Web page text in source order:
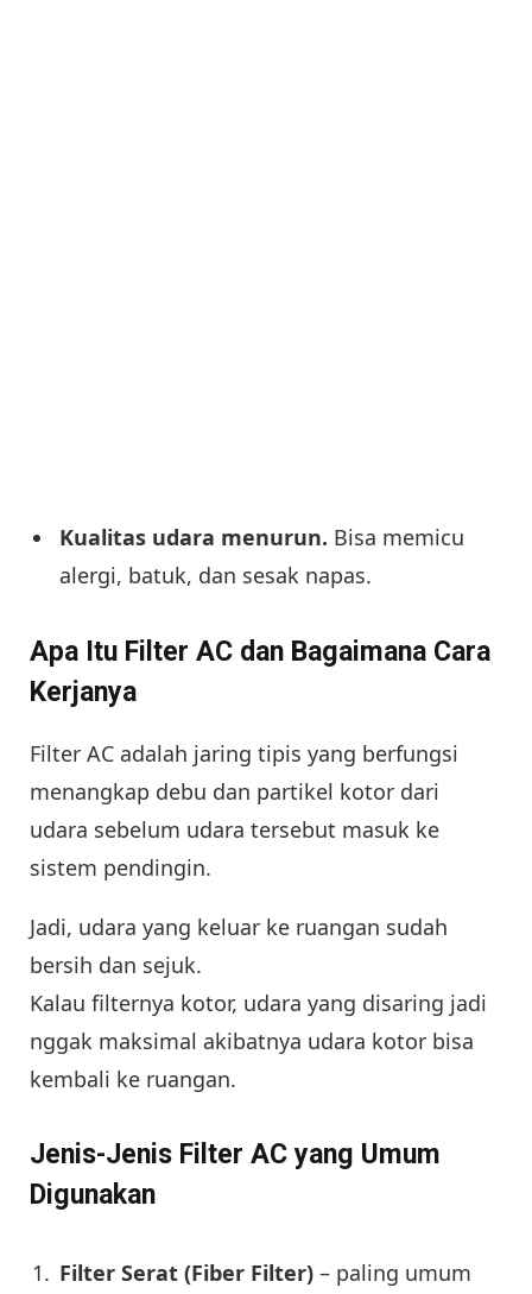
Kualitas udara menurun. Bisa memicu
alergi, batuk, dan sesak napas.
Apa Itu Filter AC dan Bagaimana Cara
Kerjanya
Filter AC adalah jaring tipis yang berfungsi
menangkap debu dan partikel kotor dari
udara sebelum udara tersebut masuk ke
sistem pendingin.
Jadi, udara yang keluar ke ruangan sudah
bersih dan sejuk.
Kalau filternya kotor, udara yang disaring jadi
nggak maksimal akibatnya udara kotor bisa
kembali ke ruangan.
Jenis-Jenis Filter AC yang Umum
Digunakan
Filter Serat (Fiber Filter) – paling umum